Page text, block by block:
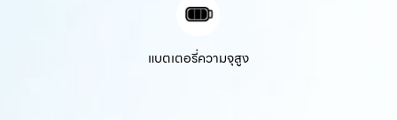
แบตเตอรี่ความจุสูง